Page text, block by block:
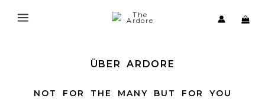
content
ÜBER ARDORE
NOT FOR THE MANY BUT FOR YOU